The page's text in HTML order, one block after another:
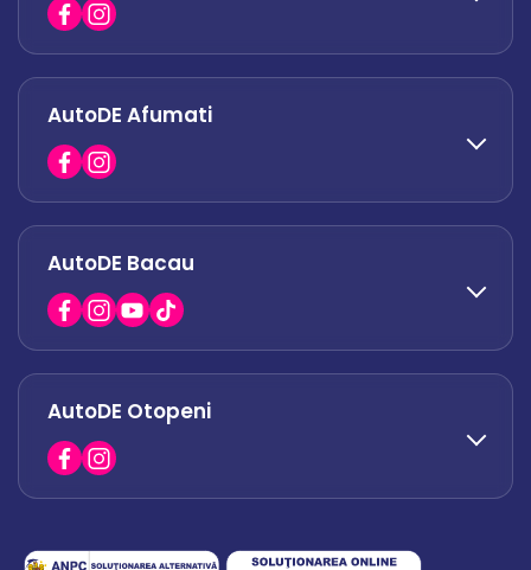
office.odaii@autode.ro
0758 338 428
office.militari@autode.ro
AutoDE Afumati
0751 628 054
AutoDE Bacau
0730 063 852
0730 063 851
AutoDE Otopeni